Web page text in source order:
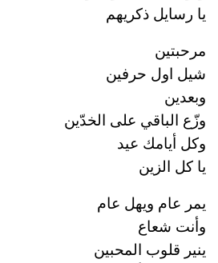
يا رسايل ذكريهم
مرحبتين
شيل اول حرفين
وبعدين
وزّع الباقي على الخدّين
وكل أيامك عيد
يا كل الزين
يمر عام ويهل عام
وأنت شعاع
ينير قلوب المحبين